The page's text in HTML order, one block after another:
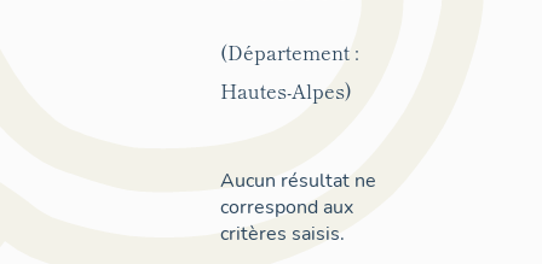
(Département :
Hautes-Alpes)
Aucun résultat ne
correspond aux
critères saisis.